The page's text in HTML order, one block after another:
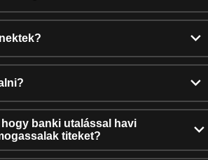
banki utalással havi
titeket?